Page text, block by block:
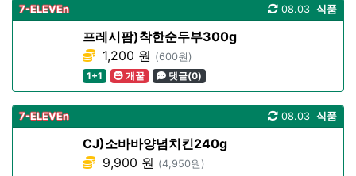
7-ELEVEn 식품
08.03
프레시팜)착한순두부300g
1,200 원 (600원)
1+1
개꿀 댓글(0)
7-ELEVEn 식품
08.03
CJ)소바바양념치킨240g
9,900 원 (4,950원)